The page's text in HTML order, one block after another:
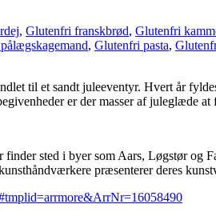
, Glutenfri franskbrød, Glutenfri
, Glutenfri pasta,
til et sandt juleeventyr. Hvert år
er der masser af juleglæde at
sted i byer som Aars, Løgstør og
præsenterer deres